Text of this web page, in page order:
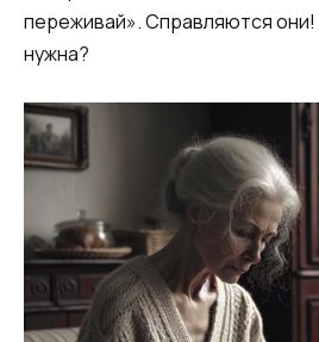
переживай». Справляются они!
нужна?​